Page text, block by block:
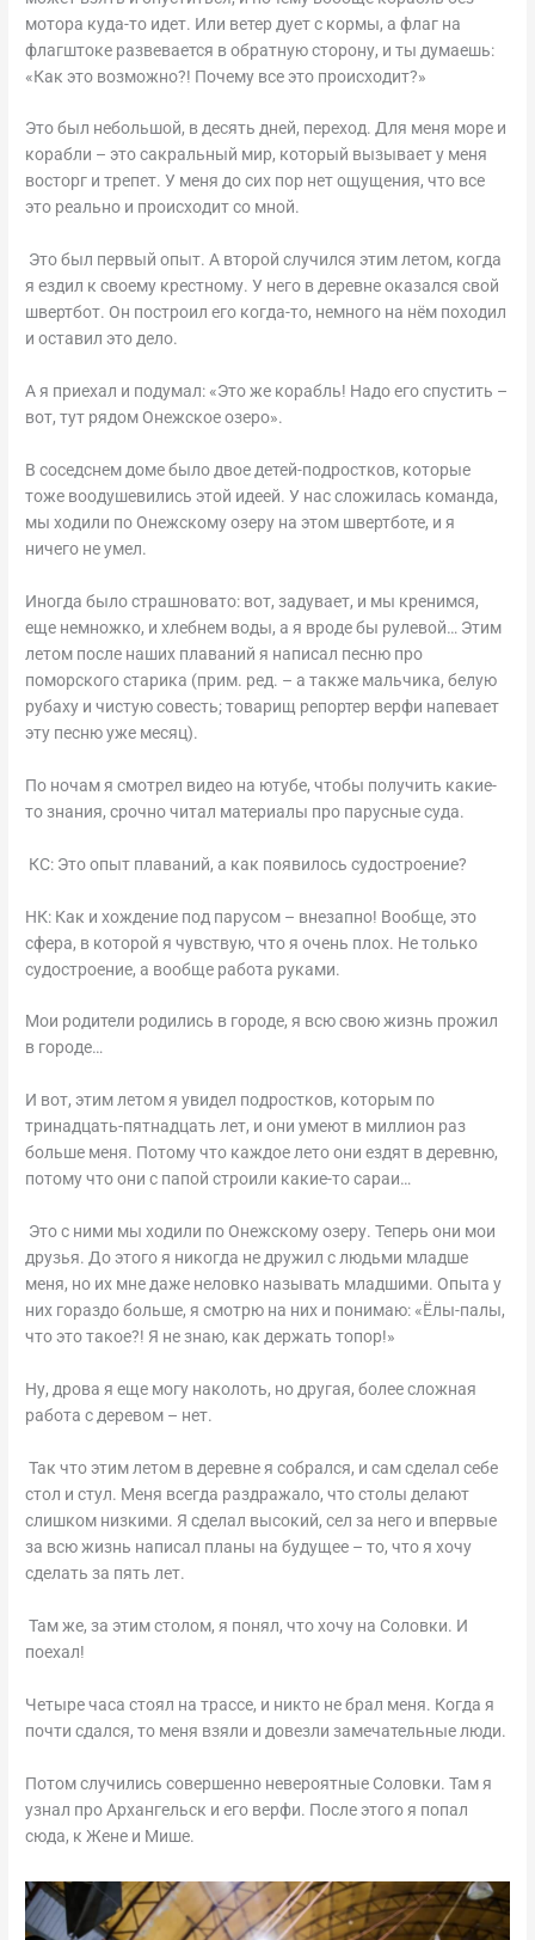
мотора куда-то идет. Или ветер дует с кормы, а флаг на
флагштоке развевается в обратную сторону, и ты думаешь:
«Как это возможно?! Почему все это происходит?»
Это был небольшой, в десять дней, переход. Для меня море и
корабли – это сакральный мир, который вызывает у меня
восторг и трепет. У меня до сих пор нет ощущения, что все
это реально и происходит со мной.
Это был первый опыт. А второй случился этим летом, когда
я ездил к своему крестному. У него в деревне оказался свой
швертбот. Он построил его когда-то, немного на нём походил
и оставил это дело.
А я приехал и подумал: «Это же корабль! Надо его спустить –
вот, тут рядом Онежское озеро».
В соседснем доме было двое детей-подростков, которые
тоже воодушевились этой идеей. У нас сложилась команда,
мы ходили по Онежскому озеру на этом швертботе, и я
ничего не умел.
Иногда было страшновато: вот, задувает, и мы кренимся,
еще немножко, и хлебнем воды, а я вроде бы рулевой… Этим
летом после наших плаваний я написал песню про
поморского старика (прим. ред. – а также мальчика, белую
рубаху и чистую совесть; товарищ репортер верфи напевает
эту песню уже месяц).
По ночам я смотрел видео на ютубе, чтобы получить какие-
то знания, срочно читал материалы про парусные суда.
КС: Это опыт плаваний, а как появилось судостроение?
НК: Как и хождение под парусом – внезапно! Вообще, это
сфера, в которой я чувствую, что я очень плох. Не только
судостроение, а вообще работа руками.
Мои родители родились в городе, я всю свою жизнь прожил
в городе…
И вот, этим летом я увидел подростков, которым по
тринадцать-пятнадцать лет, и они умеют в миллион раз
больше меня. Потому что каждое лето они ездят в деревню,
потому что они с папой строили какие-то сараи…
Это с ними мы ходили по Онежскому озеру. Теперь они мои
друзья. До этого я никогда не дружил с людьми младше
меня, но их мне даже неловко называть младшими. Опыта у
них гораздо больше, я смотрю на них и понимаю: «Ёлы-палы,
что это такое?! Я не знаю, как держать топор!»
Ну, дрова я еще могу наколоть, но другая, более сложная
работа с деревом – нет.
Так что этим летом в деревне я собрался, и сам сделал себе
стол и стул. Меня всегда раздражало, что столы делают
слишком низкими. Я сделал высокий, сел за него и впервые
за всю жизнь написал планы на будущее – то, что я хочу
сделать за пять лет.
Там же, за этим столом, я понял, что хочу на Соловки. И
поехал!
Четыре часа стоял на трассе, и никто не брал меня. Когда я
почти сдался, то меня взяли и довезли замечательные люди.
Потом случились совершенно невероятные Соловки. Там я
узнал про Архангельск и его верфи. После этого я попал
сюда, к Жене и Мише.